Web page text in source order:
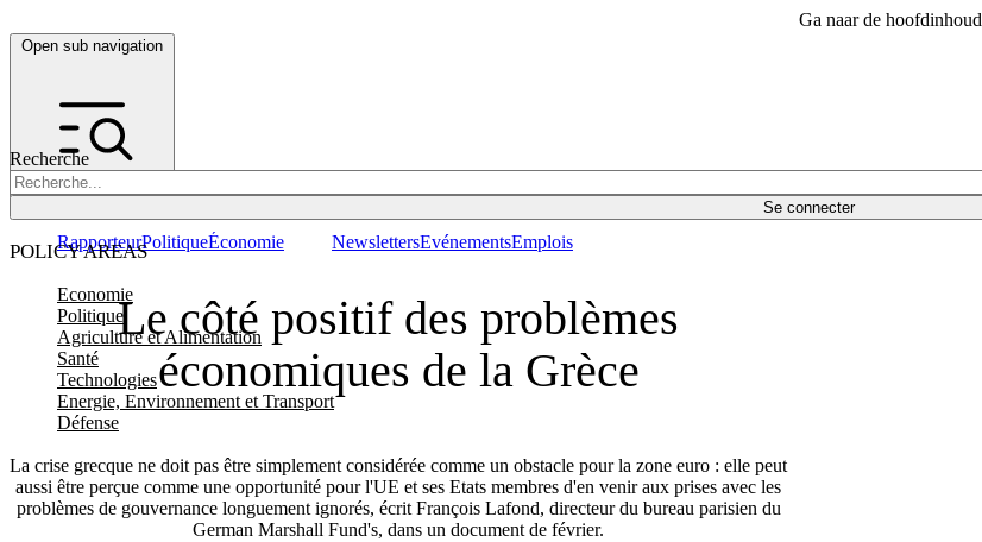
Ga naar de hoofdinhoud
Open sub navigation
Recherche
Se connecter
POLICY AREAS
Economie
Politique
Agriculture et Alimentation
Santé
Technologies
Energie, Environnement et Transport
Défense
RapporteurPolitiqueÉconomie NewslettersEvénementsEmplois
Le côté positif des problèmes
économiques de la Grèce
La crise grecque ne doit pas être simplement considérée comme un obstacle pour la zone euro : elle peut
aussi être perçue comme une opportunité pour l'UE et ses Etats membres d'en venir aux prises avec les
problèmes de gouvernance longuement ignorés, écrit François Lafond, directeur du bureau parisien du
German Marshall Fund's, dans un document de février.